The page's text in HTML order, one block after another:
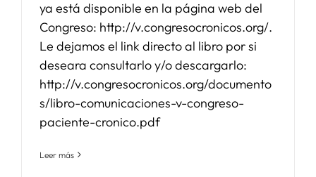
ya está disponible en la página web del
Congreso: http://v.congresocronicos.org/.
Le dejamos el link directo al libro por si
deseara consultarlo y/o descargarlo:
http://v.congresocronicos.org/documento
s/libro-comunicaciones-v-congreso-
paciente-cronico.pdf
Leer más